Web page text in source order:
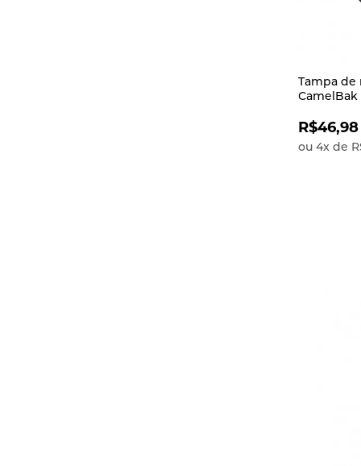
Tampa de
CamelBak
R$46,98
ou 4x de